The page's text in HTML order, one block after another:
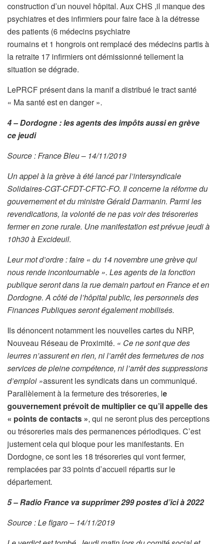
construction d’un nouvel hôpital. Aux CHS ,il manque des
psychiatres et des infirmiers pour faire face à la détresse
des patients (6 médecins psychiatre
roumains et 1 hongrois ont remplacé des médecins partis à
la retraite 17 infirmiers ont démissionné tellement la
situation se dégrade.
LePRCF présent dans la manif a distribué le tract santé
« Ma santé est en danger ».
4 – Dordogne : les agents des impôts aussi en grève
ce jeudi
Source : France Bleu – 14/11/2019
Un appel à la grève à été lancé par l’intersyndicale
Solidaires-CGT-CFDT-CFTC-FO. Il concerne la réforme du
gouvernement et du ministre Gérald Darmanin. Parmi les
revendications, la volonté de ne pas voir des trésoreries
fermer en zone rurale. Une manifestation est prévue jeudi à
10h30 à Excideuil.
Leur mot d’ordre : faire « du 14 novembre une grève qui
nous rende incontournable ». Les agents de la fonction
publique seront dans la rue demain partout en France et en
Dordogne. A côté de l’hôpital public, les personnels des
Finances Publiques seront également mobilisés.
Ils dénoncent notamment les nouvelles cartes du NRP,
Nouveau Réseau de Proximité. « Ce ne sont que des
leurres n’assurent en rien, ni l’arrêt des fermetures de nos
services de pleine compétence, ni l’arrêt des suppressions
d’emploi »assurent les syndicats dans un communiqué.
Parallèlement à la fermeture des trésoreries, le
gouvernement prévoit de multiplier ce qu’il appelle des
« points de contacts », qui ne seront plus des perceptions
ou trésoreries mais des permanences périodiques. C’est
justement cela qui bloque pour les manifestants. En
Dordogne, ce sont les 18 trésoreries qui vont fermer,
remplacées par 33 points d’accueil répartis sur le
département.
5 – Radio France va supprimer 299 postes d’ici à 2022
Source : Le figaro – 14/11/2019